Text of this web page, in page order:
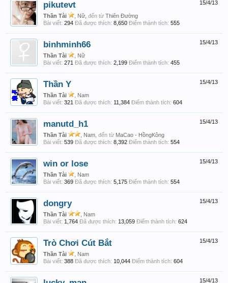
15/4/13
pikutevt
Thần Tài , Nữ, đến từ Thiên Đường
Bài viết: 294 Đã được thích: 8,650 Điểm thành tích: 555
15/4/13
binhminh66
Thần Tài
, Nữ
Bài viết: 271 Đã được thích: 2,199 Điểm thành tích: 455
15/4/13
Thần Y
Thần Tài
, Nam
Bài viết: 321 Đã được thích: 11,384 Điểm thành tích: 604
15/4/13
manutd_h1
Thần Tài , Nam, đến từ MaCao - HồngKông
Bài viết: 539 Đã được thích: 8,392 Điểm thành tích: 554
15/4/13
win or lose
Thần Tài
, Nam
Bài viết: 369 Đã được thích: 5,175 Điểm thành tích: 554
15/4/13
dongry
Thần Tài
, Nam
Bài viết: 1,764 Đã được thích: 13,059 Điểm thành tích: 624
15/4/13
Trò Chơi Cút Bắt
Thần Tài
, Nam
Bài viết: 388 Đã được thích: 10,044 Điểm thành tích: 604
15/4/13